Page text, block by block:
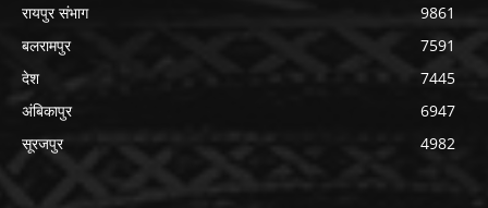
रायपुर संभाग
9861
बलरामपुर
7591
देश
7445
अंबिकापुर
6947
सूरजपुर
4982